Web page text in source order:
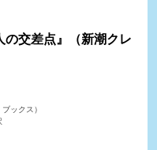
交差点』（新潮クレ
ックス）